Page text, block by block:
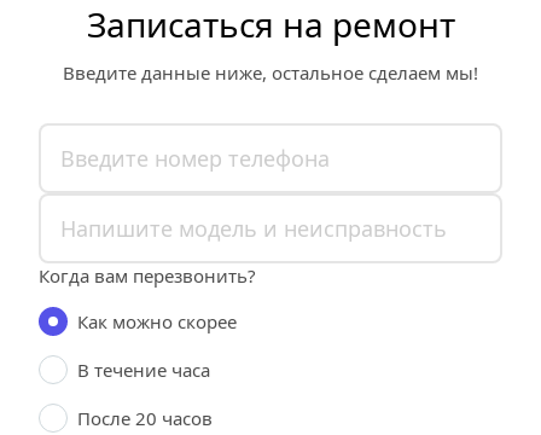
Записаться на ремонт
Введите данные ниже, остальное сделаем мы!
Когда вам перезвонить?
Как можно скорее
В течение часа
После 20 часов